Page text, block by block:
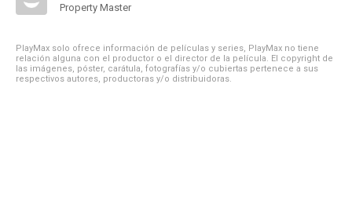
Property Master
PlayMax solo ofrece información de películas y series, PlayMax no tiene
relación alguna con el productor o el director de la película. El copyright de
las imágenes, póster, carátula, fotografías y/o cubiertas pertenece a sus
respectivos autores, productoras y/o distribuidoras.